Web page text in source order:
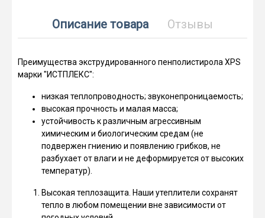
Описание товара Отзывы
Преимущества экструдированного пенполистирола XPS
марки "ИСТПЛЕКС":
низкая теплопроводность; звуконепроницаемость;
высокая прочность и малая масса;
устойчивость к различным агрессивным
химическим и биологическим средам (не
подвержен гниению и появлению грибков, не
разбухает от влаги и не деформируется от высоких
температур).
Высокая теплозащита. Наши утеплители сохранят
тепло в любом помещении вне зависимости от